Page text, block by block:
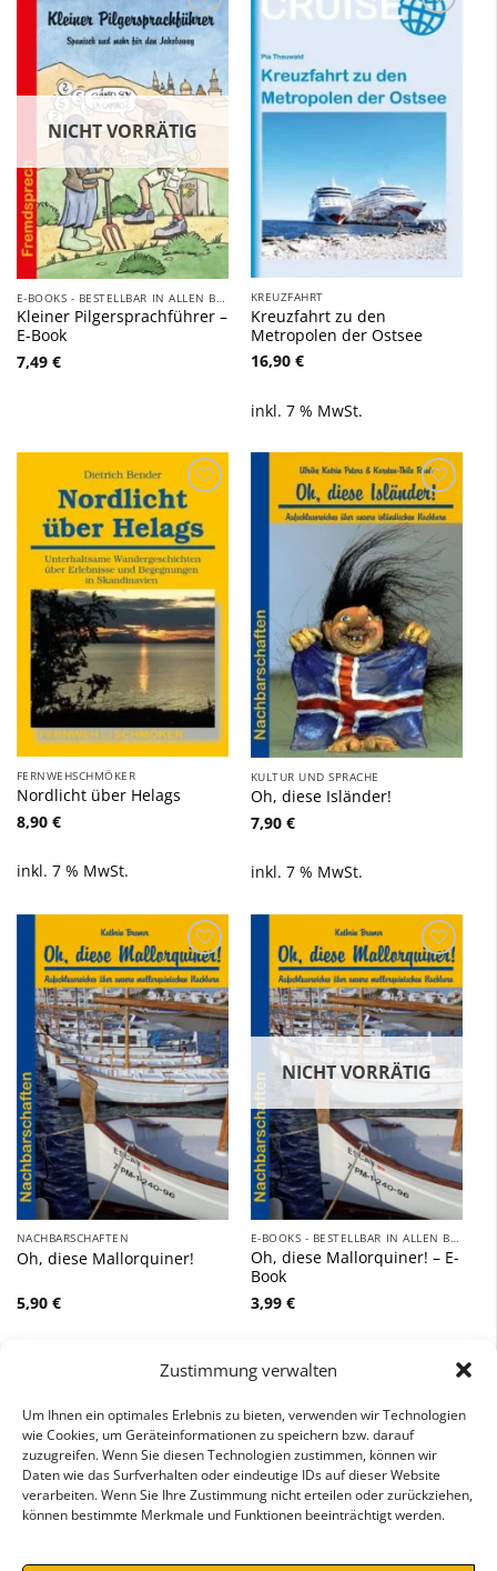
Zustimmung verwalten
Um Ihnen ein optimales Erlebnis zu bieten, verwenden wir Technologien
wie Cookies, um Geräteinformationen zu speichern bzw. darauf
zuzugreifen. Wenn Sie diesen Technologien zustimmen, können wir
Daten wie das Surfverhalten oder eindeutige IDs auf dieser Website
verarbeiten. Wenn Sie Ihre Zustimmung nicht erteilen oder zurückziehen,
können bestimmte Merkmale und Funktionen beeinträchtigt werden.
Zu
Wunschliste
hinzufügen
NICHT VORRÄTIG
E-BOOKS - BESTELLBAR IN ALLEN BEKANNTEN E-BOOK-STORES!
Kleiner Pilgersprachführer –
E-Book
7,49 €
Zu
hinzufügen
KREUZFAHRT
Kreuzfahrt zu den
Metropolen der Ostsee
16,90 €
inkl. 7 % MwSt.
Zu
Wunschliste
hinzufügen
FERNWEHSCHMÖKER
Nordlicht über Helags
8,90 €
inkl. 7 % MwSt.
Zu
Wunschliste
hinzufügen
KULTUR UND SPRACHE
Oh, diese Isländer!
7,90 €
inkl. 7 % MwSt.
Zu
Wunschliste
hinzufügen
NACHBARSCHAFTEN
Oh, diese Mallorquiner!
5,90 €
Zu
Wunschliste
hinzufügen
NICHT VORRÄTIG
E-BOOKS - BESTELLBAR IN ALLEN BEKANNTEN E-BOOK-STORES!
Oh, diese Mallorquiner! – E-
Book
3,99 €
1 2 3 4 … 15 16 17